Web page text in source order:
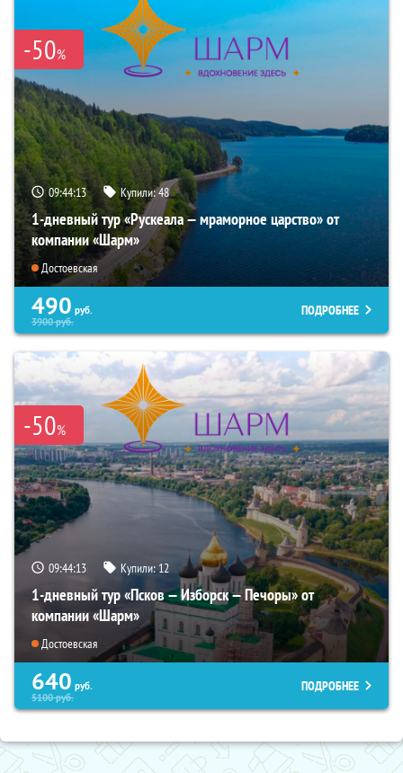
-50%
09:44:11 Купили:48
1-дневный тур «Рускеала — мраморное царство» от
компании «Шарм»
Достоевская
490 руб.
3900руб.
ПОДРОБНЕЕ
-50%
09:44:11 Купили:12
1-дневный тур «Псков — Изборск — Печоры» от
компании «Шарм»
Достоевская
640 руб.
5100руб.
ПОДРОБНЕЕ